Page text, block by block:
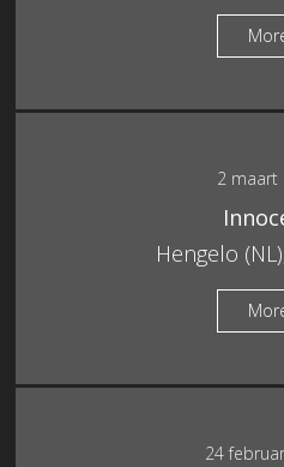
2 maart
Hengelo
24